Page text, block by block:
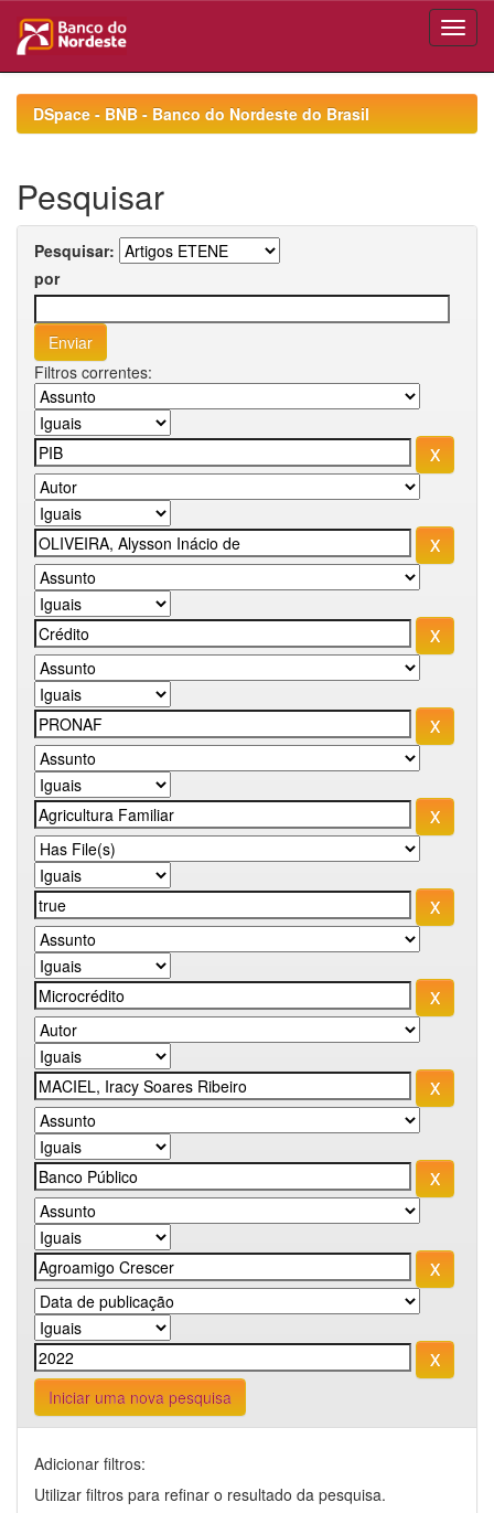
navigationDSpace - BNB - Banco do Nordeste do Brasil
Pesquisar
Pesquisar:
por
Filtros correntes:
Iniciar uma nova pesquisa
Adicionar filtros:
Utilizar filtros para refinar o resultado da pesquisa.